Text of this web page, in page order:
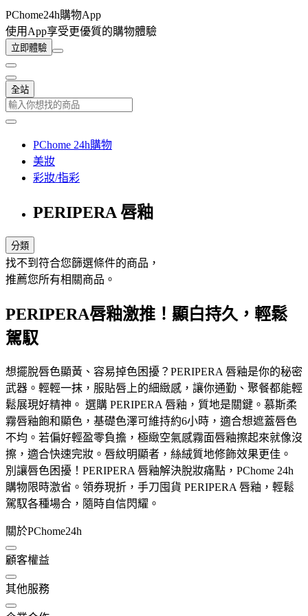
PChome24h購物App
使用App享受更優質的購物體驗
立即體驗
全站
PChome 24h購物
美妝
彩妝/指彩
PERIPERA 唇釉
分類
找不到符合您篩選條件的商品，
推薦您所有相關商品。
PERIPERA唇釉激推！顯白持久，輕鬆
駕馭
想擺脫唇色顯黃、容易掉色困擾？PERIPERA 唇釉是你的秘密
武器。輕輕一抹，服貼唇上的細緻感，讓你通勤、聚餐都能輕
鬆展現好精神。 選購 PERIPERA 唇釉，質地是關鍵。慕斯柔
霧唇釉飽和顯色，基礎色澤可維持約6小時，適合想遮蓋唇色
不均。若偏好輕盈零負擔，極緻空氣感霧面唇釉擦起來就像沒
擦，適合快速完妝。唇紋明顯者，絲絨質地修飾效果更佳。
別讓唇色困擾！PERIPERA 唇釉解決脫妝痛點，PChome 24h
購物限時激省。領券現折，手刀囤貨 PERIPERA 唇釉，輕鬆
駕馭各種場合，隨時自信閃耀。
關於PChome24h
顧客權益
其他服務